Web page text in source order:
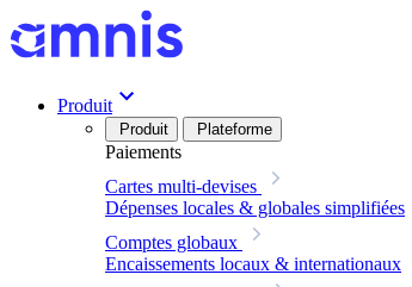
Produit
Produit Plateforme
Paiements
Cartes multi-devises
Dépenses locales & globales simplifiées
Comptes globaux
Encaissements locaux & internationaux